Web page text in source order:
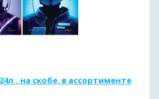
на скобе, в ассортименте